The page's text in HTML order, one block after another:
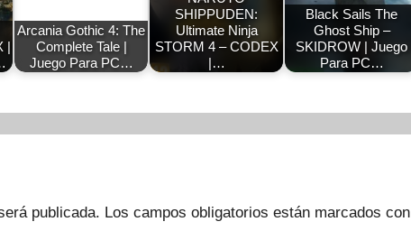
|
Arcania Gothic 4: The
Complete Tale |
Juego Para PC…
SHIPPUDEN:
Ultimate Ninja
STORM 4 – CODEX
|…
Black Sails The
Ghost Ship –
SKIDROW | Juego
Para PC…
publicada. Los campos obligatorios están marcados con